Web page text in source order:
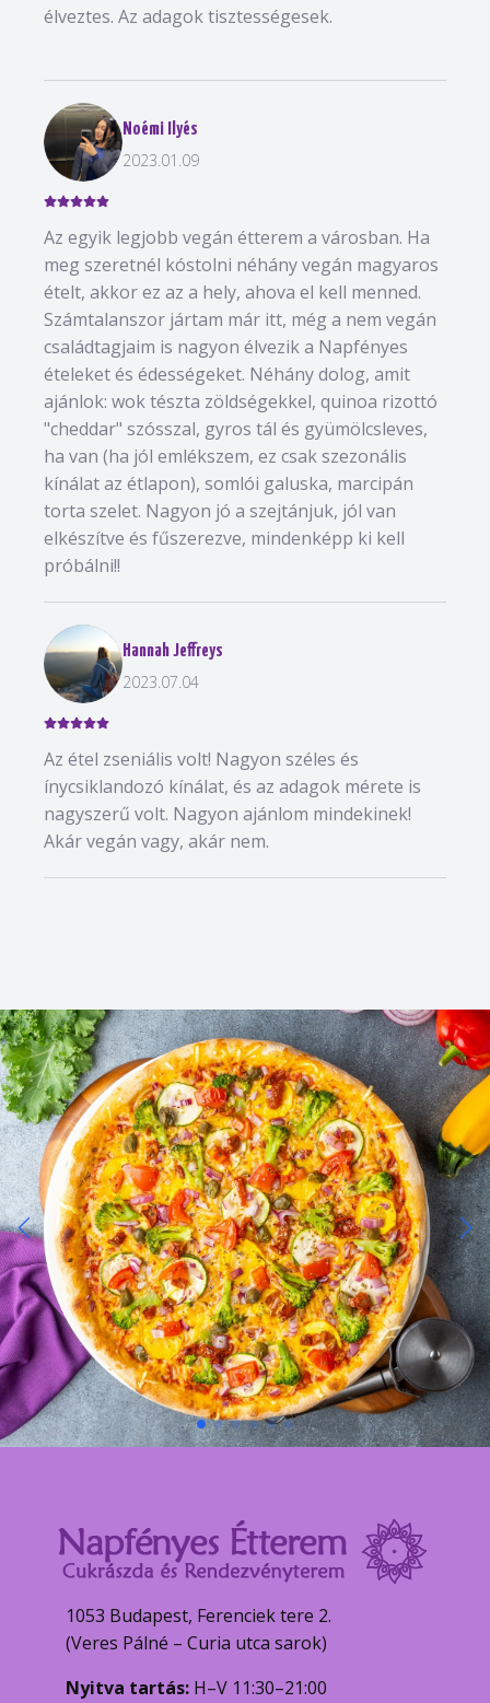
élveztes. Az adagok tisztességesek.
Noémi Ilyés
2023.01.09
Az egyik legjobb vegán étterem a városban. Ha
meg szeretnél kóstolni néhány vegán magyaros
ételt, akkor ez az a hely, ahova el kell menned.
Számtalanszor jártam már itt, még a nem vegán
családtagjaim is nagyon élvezik a Napfényes
ételeket és édességeket. Néhány dolog, amit
ajánlok: wok tészta zöldségekkel, quinoa rizottó
"cheddar" szósszal, gyros tál és gyümölcsleves,
ha van (ha jól emlékszem, ez csak szezonális
kínálat az étlapon), somlói galuska, marcipán
torta szelet. Nagyon jó a szejtánjuk, jól van
elkészítve és fűszerezve, mindenképp ki kell
próbálni!!
Hannah Jeffreys
2023.07.04
Az étel zseniális volt! Nagyon széles és
ínycsiklandozó kínálat, és az adagok mérete is
nagyszerű volt. Nagyon ajánlom mindekinek!
Akár vegán vagy, akár nem.
1053 Budapest, Ferenciek tere 2.
(Veres Pálné – Curia utca sarok)
Nyitva tartás: H–V 11:30–21:00